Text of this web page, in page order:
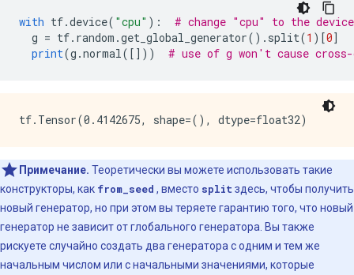
with tf.device( "cpu" ):
# change "cpu" to the
g = tf. random .get_global_generator(). split(1 )[0]
print(g .normal([])) # use of g won't cause
Примечание. Теоретически вы можете использовать такие
конструкторы, как from_seed , вместо split здесь, чтобы получить
новый генератор, но при этом вы теряете гарантию того, что новый
генератор не зависит от глобального генератора. Вы также
рискуете случайно создать два генератора с одним и тем же
начальным числом или с начальными значениями, которые